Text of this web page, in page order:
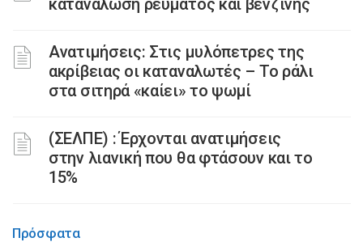
κατανάλωση ρεύματος και βενζίνης
Ανατιμήσεις: Στις μυλόπετρες της
ακρίβειας οι καταναλωτές – Το ράλι
στα σιτηρά «καίει» το ψωμί
(ΣΕΛΠΕ) : Έρχονται ανατιμήσεις
στην λιανική που θα φτάσουν και το
15%
Πρόσφατα